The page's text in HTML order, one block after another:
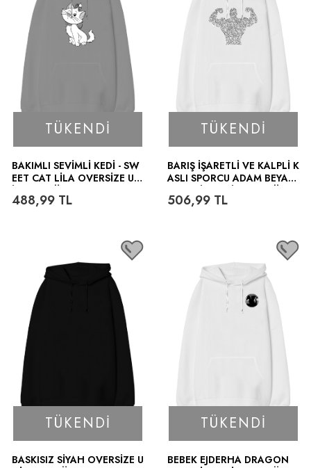
TÜKENDI
BAKIMLI SEVIMLI KEDI - SW
EET CAT LILA OVERSIZE UN
IRT
488,99 TL
TÜKENDI
BARIŞ İŞARETLI VE KALPLI K
ASLI SPORCU ADAM BEYAZ
NLU SWEATSHIRT
506,99 TL
TÜKENDI
BASKISIZ SIYAH OVERSIZE U
TÜKENDI
BEBEK EJDERHA DRAGON